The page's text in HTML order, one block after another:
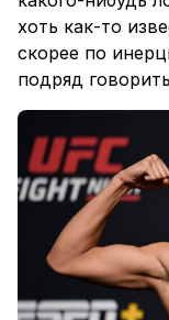
хоть как-то
скорее по
подряд